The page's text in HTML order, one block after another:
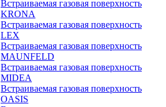
Встраиваемая газовая поверхность
KRONA
Встраиваемая газовая поверхность
LEX
Встраиваемая газовая поверхность
MAUNFELD
Встраиваемая газовая поверхность
MIDEA
Встраиваемая газовая поверхность
OASIS